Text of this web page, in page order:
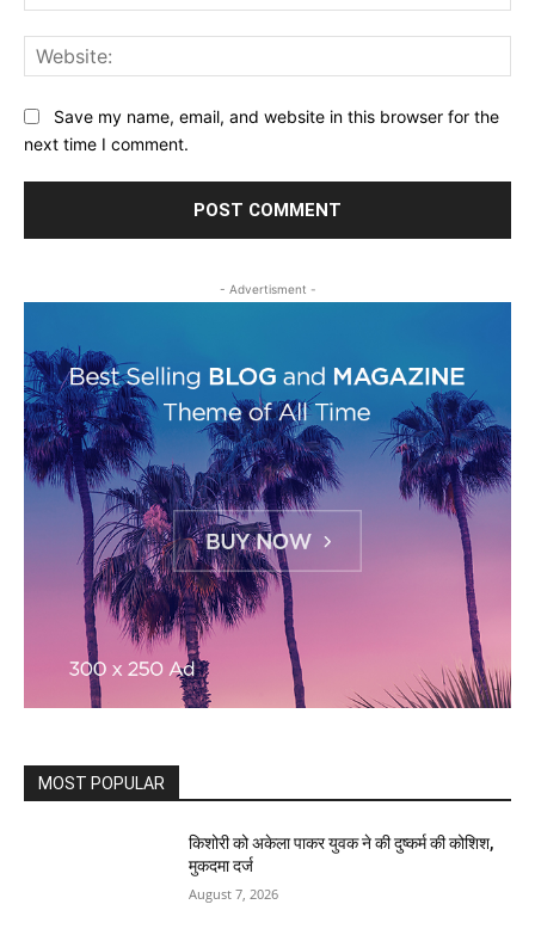
Save my name, email, and website in this browser for the
next time I comment.
- Advertisment -
MOST POPULAR
किशोरी को अकेला पाकर युवक ने की दुष्कर्म की कोशिश,
मुकदमा दर्ज
August 7, 2026